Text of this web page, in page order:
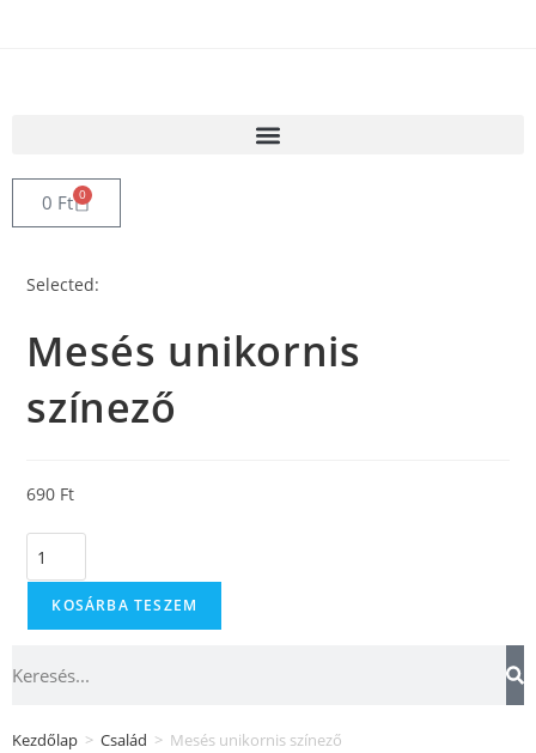
0 Ft 0
Selected:
Mesés unikornis
színező
690 Ft
KOSÁRBA TESZEM
Kezdőlap > Család > Mesés unikornis színező